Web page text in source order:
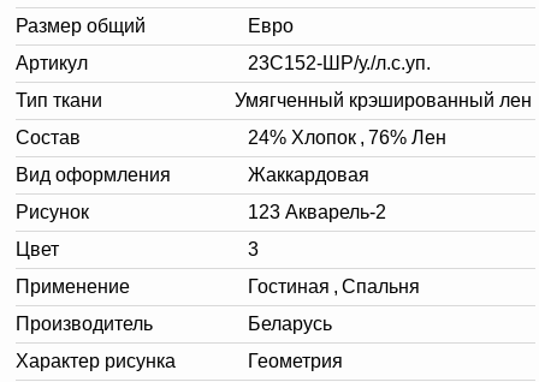
Размер общий
Евро
Артикул
23С152-ШР/у./л.с.уп.
Тип ткани
Умягченный крэшированный лен
Состав
24% Хлопок , 76% Лен
Вид оформления
Жаккардовая
Рисунок
123 Акварель-2
Цвет
3
Применение
Гостиная , Спальня
Производитель
Беларусь
Характер рисунка
Геометрия